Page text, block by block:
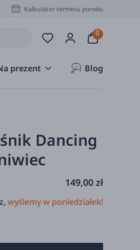
Kalkulator terminu porodu
prezent Blog
Dancing
149,00 zł
wyślemy w poniedziałek!